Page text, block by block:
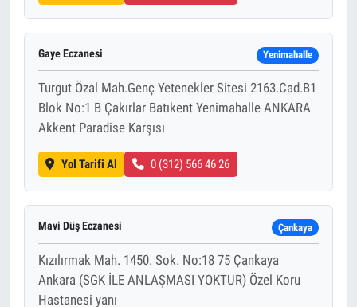
Gaye Eczanesi Yenimahalle
Turgut Özal Mah.Genç Yetenekler Sitesi 2163.Cad.B1
Blok No:1 B Çakırlar Batıkent Yenimahalle ANKARA
Akkent Paradise Karşısı
Yol Tarifi Al 0 (312) 566 46 26
Mavi Düş Eczanesi Çankaya
Kızılırmak Mah. 1450. Sok. No:18 75 Çankaya
Ankara (SGK İLE ANLAŞMASI YOKTUR) Özel Koru
Hastanesi yanı